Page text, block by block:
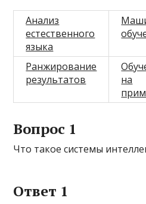
Анализ
естественного
языка
Ранжирование
результатов
на
Вопрос 1
Что такое системы
Ответ 1